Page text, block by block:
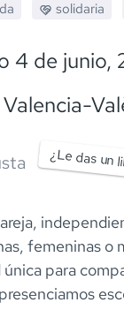
solidaria
4 de junio,
Valencia-
¿Le das un
femeninas o
para